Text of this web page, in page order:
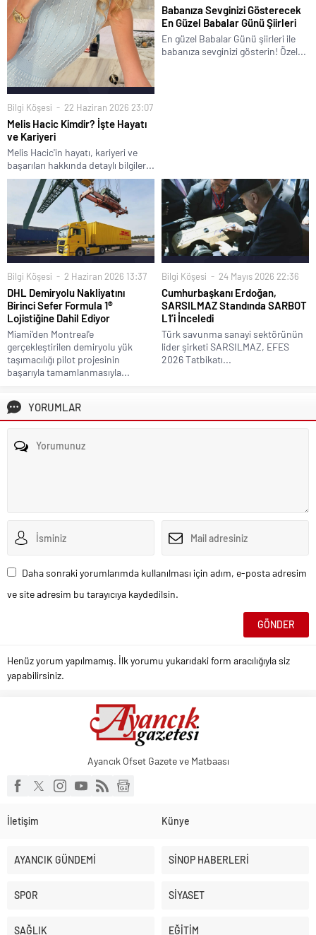
Bilgi Köşesi 22 Haziran 2026 23:07
Melis Hacic Kimdir? İşte Hayatı
ve Kariyeri
Melis Hacic'in hayatı, kariyeri ve
başarıları hakkında detaylı bilgiler...
Babanıza Sevginizi Gösterecek
En Güzel Babalar Günü Şiirleri
En güzel Babalar Günü şiirleri ile
babanıza sevginizi gösterin! Özel...
Bilgi Köşesi 2 Haziran 2026 13:37
DHL Demiryolu Nakliyatını
Birinci Sefer Formula 1®
Lojistiğine Dahil Ediyor
Miami'den Montreal'e
gerçekleştirilen demiryolu yük
taşımacılığı pilot projesinin
başarıyla tamamlanmasıyla...
Bilgi Köşesi 24 Mayıs 2026 22:36
Cumhurbaşkanı Erdoğan,
SARSILMAZ Standında SARBOT
L1’i İnceledi
Türk savunma sanayi sektörünün
lider şirketi SARSILMAZ, EFES
2026 Tatbikatı...
YORUMLAR
Daha sonraki yorumlarımda kullanılması için adım, e-posta adresim
ve site adresim bu tarayıcıya kaydedilsin.
Henüz yorum yapılmamış. İlk yorumu yukarıdaki form aracılığıyla siz
yapabilirsiniz.
Ayancık Ofset Gazete ve Matbaası
İletişim Künye
AYANCIK GÜNDEMİ SİNOP HABERLERİ
SPOR SİYASET
SAĞLIK EĞİTİM